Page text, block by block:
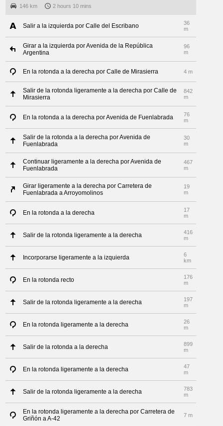
146 km 2 hours 10 mins
Salir a la izquierda por Calle del Escribano
36
m
Girar a la izquierda por Avenida de la República
Argentina
96
m
En la rotonda a la derecha por Calle de Mirasierra 4 m
Salir de la rotonda ligeramente a la derecha por Calle de
Mirasierra
842
m
En la rotonda a la derecha por Avenida de Fuenlabrada
76
m
Salir de la rotonda a la derecha por Avenida de
Fuenlabrada
30
m
Continuar ligeramente a la derecha por Avenida de
Fuenlabrada
467
m
Girar ligeramente a la derecha por Carretera de
Fuenlabrada a Arroyomolinos
19
m
En la rotonda a la derecha
17
m
Salir de la rotonda ligeramente a la derecha
416
m
Incorporarse ligeramente a la izquierda
6
km
En la rotonda recto
176
m
Salir de la rotonda ligeramente a la derecha
197
m
En la rotonda ligeramente a la derecha
26
m
Salir de la rotonda a la derecha
899
m
En la rotonda ligeramente a la derecha
47
m
Salir de la rotonda ligeramente a la derecha
783
m
En la rotonda ligeramente a la derecha por Carretera de
Griñón a A-42
7 m